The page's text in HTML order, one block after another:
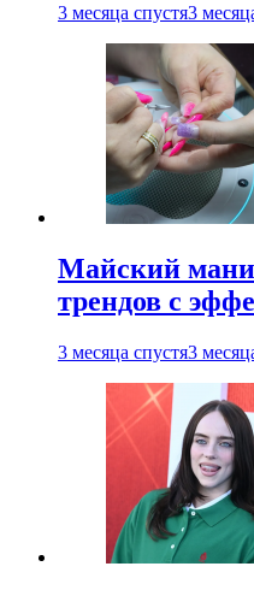
3 месяца спустя3
Майский
трендов с
3 месяца спустя3